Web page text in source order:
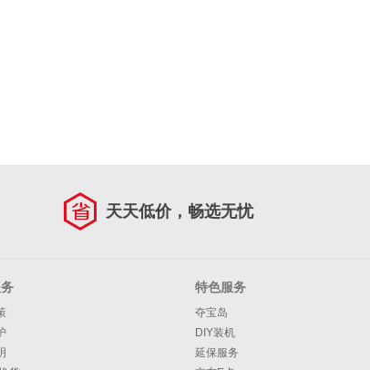
天天低价，畅选无忧
特色服务
夺宝岛
DIY装机
延保服务